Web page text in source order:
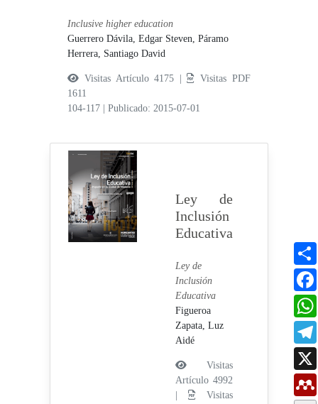
Inclusive higher education
Guerrero Dávila, Edgar Steven,Páramo
Herrera, Santiago David
Visitas Artículo 4175 |
Visitas PDF
1611
104-117
|Publicado: 2015-07-01
Ley de
Inclusión
Educativa
Ley de
Inclusión
Educativa
Figueroa
Zapata, Luz
Aidé
Visitas
Artículo 4992
Visitas